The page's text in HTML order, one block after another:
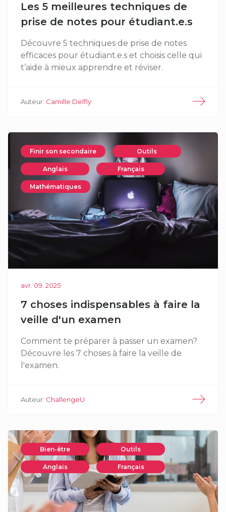
Les 5 meilleures techniques de
prise de notes pour étudiant.e.s
Découvre 5 techniques de prise de notes
efficaces pour étudiant.e.s et choisis celle qui
t’aide à mieux apprendre et réviser.
Auteur: Camille Delfly
Finir son secondaire Outils
Anglais Français
Mathématiques
avr. 09. 2025
7 choses indispensables à faire la
veille d'un examen
Comment te préparer à passer un examen?
Découvre les 7 choses à faire la veille de
l'examen.
Auteur: ChallengeU
Bien-être Outils
Anglais Français